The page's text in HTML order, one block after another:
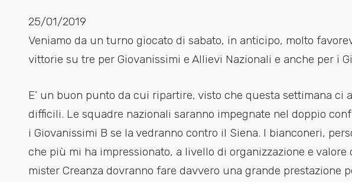
25/01/2019
Veniamo da un turno giocato di sabato, in anticipo, molto
vittorie su tre per Giovanissimi e Allievi Nazionali e anche per i
E’ un buon punto da cui ripartire, visto che questa settimana ci
difficili. Le squadre nazionali saranno impegnate nel doppio
i Giovanissimi B se la vedranno contro il Siena. I bianconeri,
che più mi ha impressionato, a livello di organizzazione e
mister Creanza dovranno fare davvero una grande prestazione